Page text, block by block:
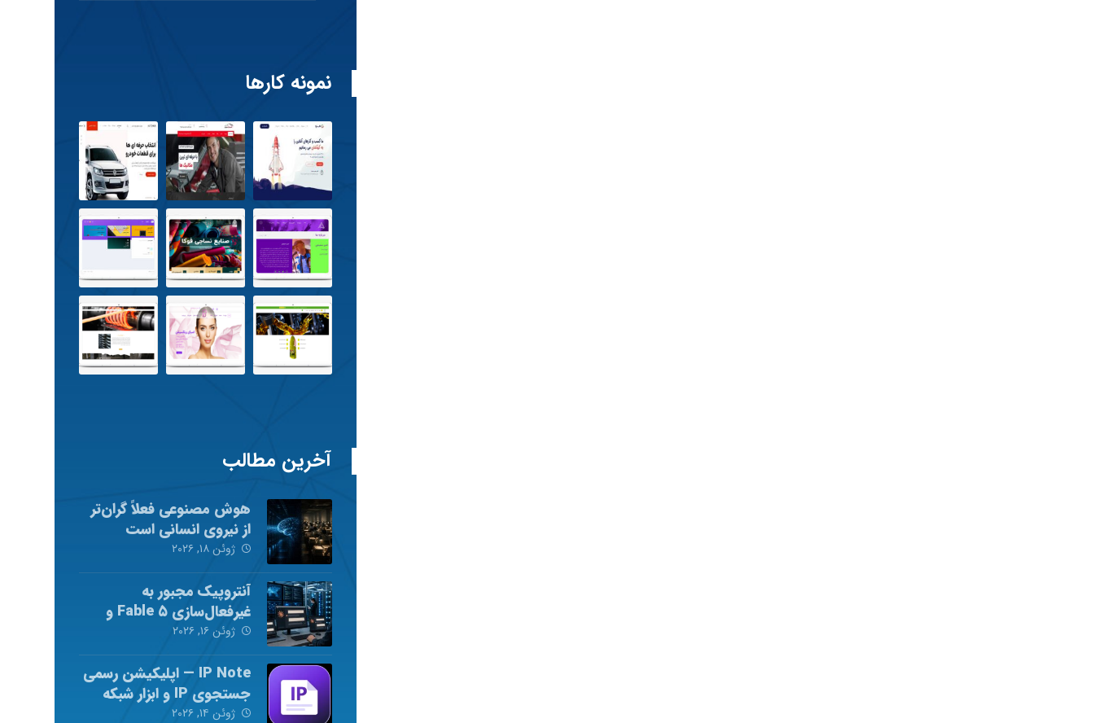
نمونه کارها
آخرین مطالب
هوش مصنوعی فعلاً گران‌تر
از نیروی انسانی است
ژوئن ۱۸, ۲۰۲۶
آنتروپیک مجبور به
غیرفعال‌سازی Fable ۵ و
Mythos ۵ شد
ژوئن ۱۶, ۲۰۲۶
IP Note — اپلیکیشن رسمی
جستجوی IP و ابزار شبکه
ژوئن ۱۴, ۲۰۲۶